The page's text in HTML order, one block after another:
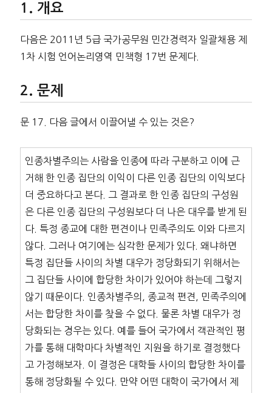
개요
다음은 2011년 5급 국가공무원 민간경력자 일괄채용 제
1차 시험 언어논리영역 민책형 17번 문제다.
문제
문 17. 다음 글에서 이끌어낼 수 있는 것은?
인종차별주의는 사람을 인종에 따라 구분하고 이에 근
거해 한 인종 집단의 이익이 다른 인종 집단의 이익보다
더 중요하다고 본다. 그 결과로 한 인종 집단의 구성원
은 다른 인종 집단의 구성원보다 더 나은 대우를 받게 된
다. 특정 종교에 대한 편견이나 민족주의도 이와 다르지
않다. 그러나 여기에는 심각한 문제가 있다. 왜냐하면
특정 집단들 사이의 차별 대우가 정당화되기 위해서는
그 집단들 사이에 합당한 차이가 있어야 하는데 그렇지
않기 때문이다. 인종차별주의, 종교적 편견, 민족주의에
서는 합당한 차이를 찾을 수 없다. 물론 차별 대우가 정
당화되는 경우는 있다. 예를 들어 국가에서 객관적인 평
가를 통해 대학마다 차별적인 지원을 하기로 결정했다
고 가정해보자. 이 결정은 대학들 사이의 합당한 차이를
통해 정당화될 수 있다. 만약 어떤 대학이 국가에서 제